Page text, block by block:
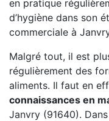
en pratique
d’hygiène dans son
commerciale à
Malgré tout, il est
régulièrement des
aliments. Il faut en
connaissances en
Janvry (91640).